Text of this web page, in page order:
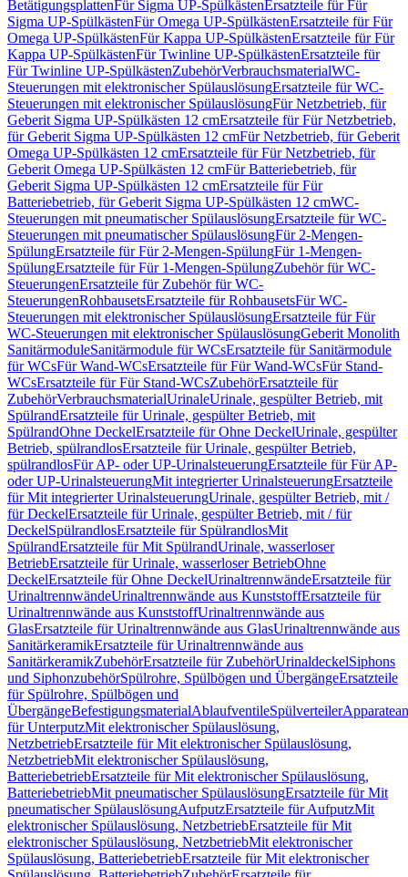
BetätigungsplattenFür Sigma UP-SpülkästenErsatzteile für Für
Sigma UP-SpülkästenFür Omega UP-SpülkästenErsatzteile für Für
Omega UP-SpülkästenFür Kappa UP-SpülkästenErsatzteile für Für
Kappa UP-SpülkästenFür Twinline UP-SpülkästenErsatzteile für
Für Twinline UP-SpülkästenZubehörVerbrauchsmaterialWC-
Steuerungen mit elektronischer SpülauslösungErsatzteile für WC-
Steuerungen mit elektronischer SpülauslösungFür Netzbetrieb, für
Geberit Sigma UP-Spülkästen 12 cmErsatzteile für Für Netzbetrieb,
für Geberit Sigma UP-Spülkästen 12 cmFür Netzbetrieb, für Geberit
Omega UP-Spülkästen 12 cmErsatzteile für Für Netzbetrieb, für
Geberit Omega UP-Spülkästen 12 cmFür Batteriebetrieb, für
Geberit Sigma UP-Spülkästen 12 cmErsatzteile für Für
Batteriebetrieb, für Geberit Sigma UP-Spülkästen 12 cmWC-
Steuerungen mit pneumatischer SpülauslösungErsatzteile für WC-
Steuerungen mit pneumatischer SpülauslösungFür 2-Mengen-
SpülungErsatzteile für Für 2-Mengen-SpülungFür 1-Mengen-
SpülungErsatzteile für Für 1-Mengen-SpülungZubehör für WC-
SteuerungenErsatzteile für Zubehör für WC-
SteuerungenRohbausetsErsatzteile für RohbausetsFür WC-
Steuerungen mit elektronischer SpülauslösungErsatzteile für Für
WC-Steuerungen mit elektronischer SpülauslösungGeberit Monolith
SanitärmoduleSanitärmodule für WCsErsatzteile für Sanitärmodule
für WCsFür Wand-WCsErsatzteile für Für Wand-WCsFür Stand-
WCsErsatzteile für Für Stand-WCsZubehörErsatzteile für
ZubehörVerbrauchsmaterialUrinaleUrinale, gespülter Betrieb, mit
SpülrandErsatzteile für Urinale, gespülter Betrieb, mit
SpülrandOhne DeckelErsatzteile für Ohne DeckelUrinale, gespülter
Betrieb, spülrandlosErsatzteile für Urinale, gespülter Betrieb,
spülrandlosFür AP- oder UP-UrinalsteuerungErsatzteile für Für AP-
oder UP-UrinalsteuerungMit integrierter UrinalsteuerungErsatzteile
für Mit integrierter UrinalsteuerungUrinale, gespülter Betrieb, mit /
für DeckelErsatzteile für Urinale, gespülter Betrieb, mit / für
DeckelSpülrandlosErsatzteile für SpülrandlosMit
SpülrandErsatzteile für Mit SpülrandUrinale, wasserloser
BetriebErsatzteile für Urinale, wasserloser BetriebOhne
DeckelErsatzteile für Ohne DeckelUrinaltrennwändeErsatzteile für
UrinaltrennwändeUrinaltrennwände aus KunststoffErsatzteile für
Urinaltrennwände aus KunststoffUrinaltrennwände aus
GlasErsatzteile für Urinaltrennwände aus GlasUrinaltrennwände aus
SanitärkeramikErsatzteile für Urinaltrennwände aus
SanitärkeramikZubehörErsatzteile für ZubehörUrinaldeckelSiphons
und SiphonzubehörSpülrohre, Spülbögen und ÜbergängeErsatzteile
für Spülrohre, Spülbögen und
ÜbergängeBefestigungsmaterialAblaufventileSpülverteiler
für UnterputzMit elektronischer Spülauslösung,
NetzbetriebErsatzteile für Mit elektronischer Spülauslösung,
NetzbetriebMit elektronischer Spülauslösung,
BatteriebetriebErsatzteile für Mit elektronischer Spülauslösung,
BatteriebetriebMit pneumatischer SpülauslösungErsatzteile für Mit
pneumatischer SpülauslösungAufputzErsatzteile für AufputzMit
elektronischer Spülauslösung, NetzbetriebErsatzteile für Mit
elektronischer Spülauslösung, NetzbetriebMit elektronischer
Spülauslösung, BatteriebetriebErsatzteile für Mit elektronischer